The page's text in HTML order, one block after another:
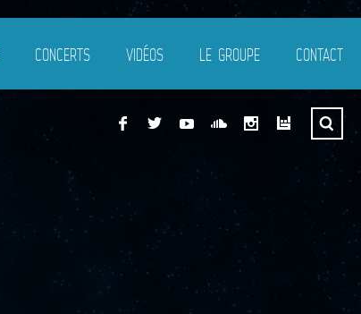
CONCERTS VIDÉOS LE GROUPE CONTACT